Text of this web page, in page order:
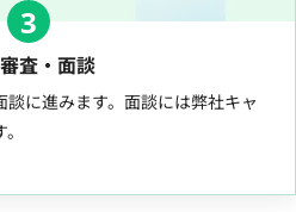
3
査・面談
に進みます。面談には弊社キャ